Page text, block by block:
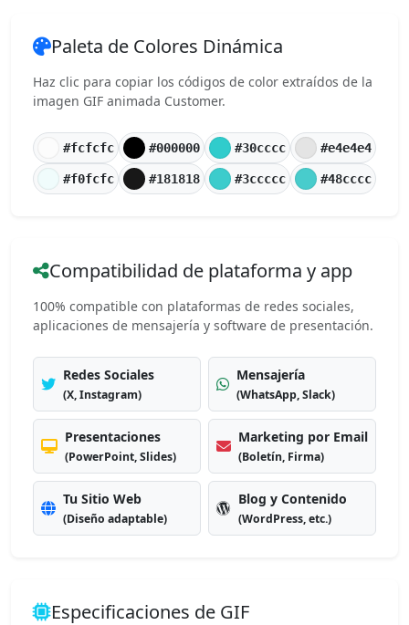
Paleta de Colores Dinámica
Haz clic para copiar los códigos de color extraídos de la
imagen GIF animada Customer.
#fcfcfc #000000 #30cccc #e4e4e4
#f0fcfc #181818 #3ccccc #48cccc
Compatibilidad de plataforma y app
100% compatible con plataformas de redes sociales,
aplicaciones de mensajería y software de presentación.
Redes Sociales
(X, Instagram)
Mensajería
(WhatsApp, Slack)
Presentaciones
(PowerPoint, Slides)
Marketing por Email
(Boletín, Firma)
Tu Sitio Web
(Diseño adaptable)
Blog y Contenido
(WordPress, etc.)
Especificaciones de GIF